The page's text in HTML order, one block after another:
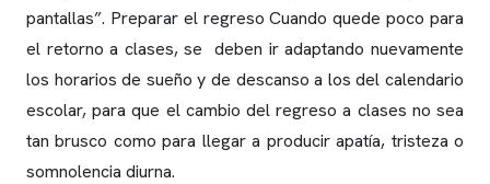
pantallas”. Preparar el regreso Cuando quede poco para
el retorno a clases, se deben ir adaptando nuevamente
los horarios de sueño y de descanso a los del calendario
escolar, para que el cambio del regreso a clases no sea
tan brusco como para llegar a producir apatía, tristeza o
somnolencia diurna.